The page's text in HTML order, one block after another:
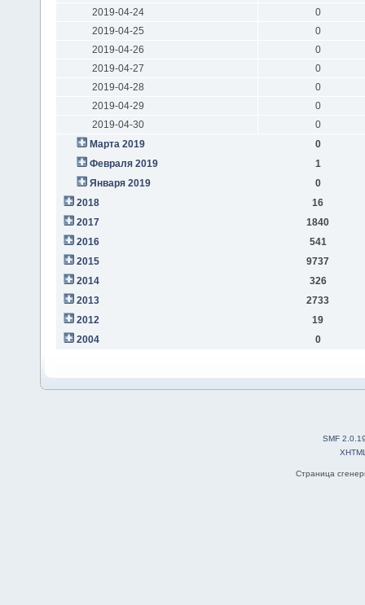
2019-04-24
0
2019-04-25
0
2019-04-26
0
2019-04-27
0
2019-04-28
0
2019-04-29
0
2019-04-30
0
Марта 2019
0
Февраля 2019
1
Января 2019
0
2018
16
2017
1840
2016
541
2015
9737
2014
326
2013
2733
2012
19
2004
0
SMF
Страница